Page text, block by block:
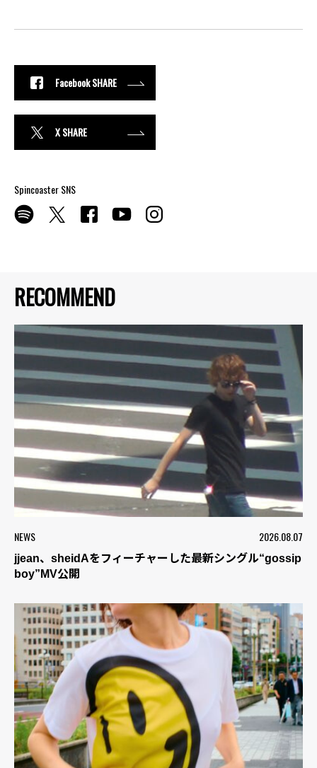
RECOMMEND
NEWS 2026.08.07
jjean、sheidAをフィーチャーした最新シングル“gossip
boy”MV公開
Facebook SHARE
X SHARE
Spincoaster SNS